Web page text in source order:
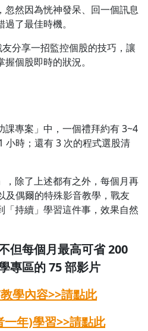
忽然因為恍神發呆、回一個訊息
了最佳時機。
分享一招監控個股的技巧，讓
個股即時的狀況。
課專案」中，一個禮拜約有 3~4
小時；還有 3 次的程式選股清
，除了上述都有之外，每個月再
及偶爾的特殊影音教學，戰友
「持續」學習這件事，效果自然
但每個月最高可省 200
專區的 75 部影片
學內容>>請點此
年)學習>>請點此